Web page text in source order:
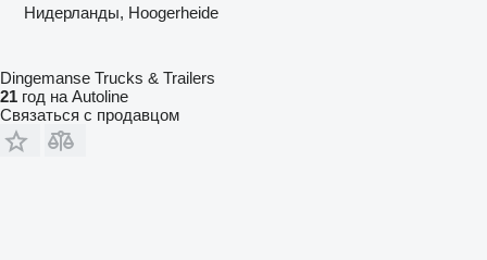
Нидерланды, Hoogerheide
Dingemanse Trucks & Trailers
21 год на Autoline
Связаться с продавцом